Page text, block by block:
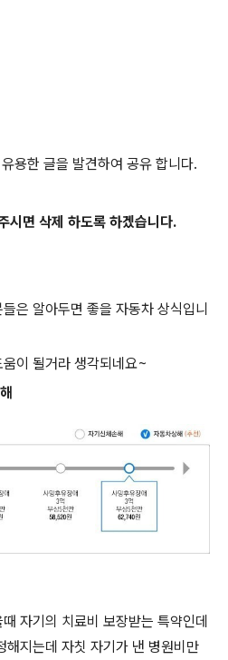
용한 글을 발견하여 공유 합니다.
시면 삭제 하도록 하겠습니다.
은 알아두면 좋을 자동차 상식입니
이 될거라 생각되네요~
자기의 치료비 보장받는 특약인데
해지는데 자칫 자기가 낸 병원비만